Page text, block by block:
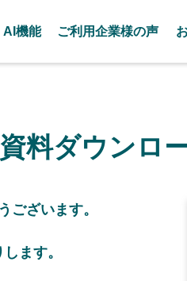
AI機能 ご利用企業様の声
資料ダウンロ
ございます。
ます。